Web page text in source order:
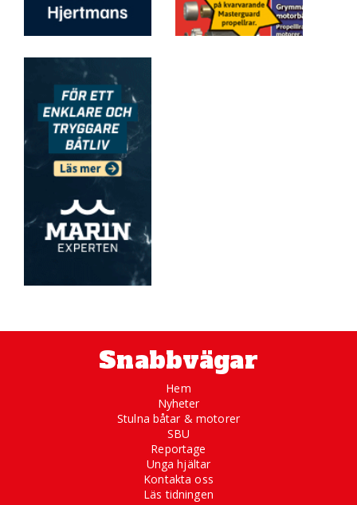
Snabbvägar
Hem
Nyheter
Stulna båtar & motorer
SBU
Reportage
Unga hjältar
Kontakta oss
Läs tidningen